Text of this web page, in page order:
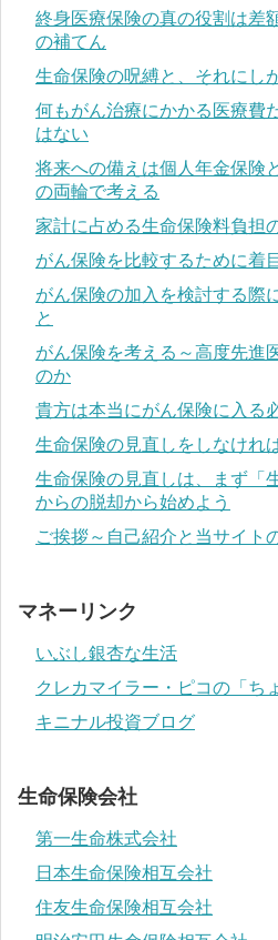
終身医療保険の真の役割は差
の補てん
生命保険の呪縛と、それにし
何もがん治療にかかる医療費
はない
将来への備えは個人年金保険
の両輪で考える
家計に占める生命保険料負担
がん保険を比較するために着
がん保険の加入を検討する際
と
がん保険を考える～高度先進
のか
貴方は本当にがん保険に入る
生命保険の見直しをしなけれ
生命保険の見直しは、まず「
からの脱却から始めよう
ご挨拶～自己紹介と当サイト
マネーリンク
いぶし銀杏な生活
クレカマイラー・ピコの「ち
キニナル投資ブログ
生命保険会社
第一生命株式会社
日本生命保険相互会社
住友生命保険相互会社